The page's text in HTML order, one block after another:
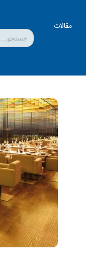
مقالات جستجو
برای:
دکمه